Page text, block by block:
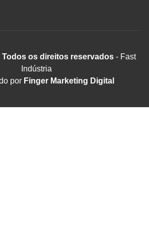
Todos os direitos reservados- Fast
Indústria
por Finger Marketing Digital